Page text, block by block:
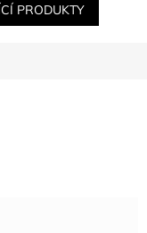
PRODUKTY